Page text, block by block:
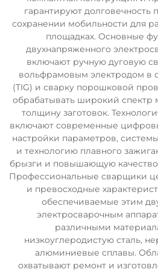
гарантируют
сохранении мобильности для
площадках. Основные
двухнапряженного
включают ручную дуговую
вольфрамовым электродом в
(TIG) и сварку порошковой
обрабатывать широкий спектр
толщину заготовок.
включают современные
настройки параметров,
и технологию плавного
брызги и повышающую
Профессиональные сварщики
и превосходные
обеспечиваемые этим
электросварочным
различными
низкоуглеродистую сталь,
алюминиевые сплавы.
охватывают ремонт и